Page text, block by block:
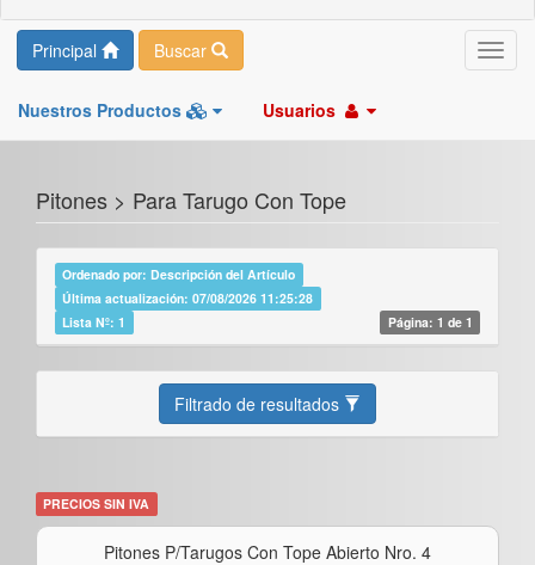
Principal Buscar
Nuestros Productos Usuarios
Pitones > Para Tarugo Con Tope
Ordenado por: Descripción del Artículo
Última actualización: 07/08/2026 11:25:28
Lista Nº: 1
Página: 1 de 1
Filtrado de resultados
PRECIOS SIN IVA
Pitones P/tarugos Con Tope Abierto Nro. 4